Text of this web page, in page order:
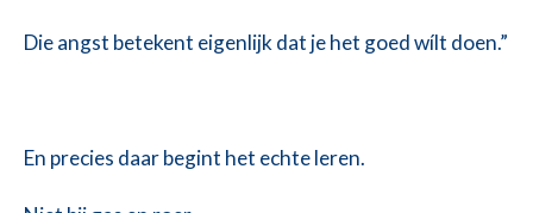
Die angst betekent eigenlijk dat je het goed wílt doen.”
En precies daar begint het echte leren.